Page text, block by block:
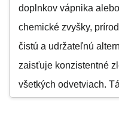
doplnkov vápnika
chemické zvyšky,
čistú a udržateľnú
zaisťuje konzistentné
všetkých odvetviach.